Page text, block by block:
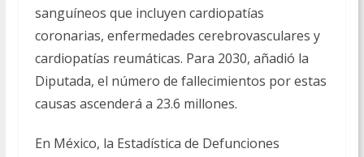
sanguíneos que incluyen cardiopatías
coronarias, enfermedades cerebrovasculares y
cardiopatías reumáticas. Para 2030, añadió la
Diputada, el número de fallecimientos por estas
causas ascenderá a 23.6 millones.
En México, la Estadística de Defunciones